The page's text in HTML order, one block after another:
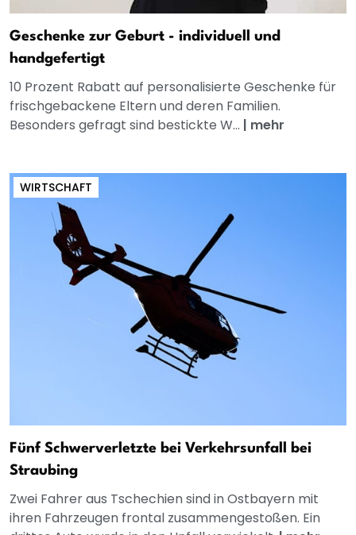
Geschenke zur Geburt - individuell und
handgefertigt
10 Prozent Rabatt auf personalisierte Geschenke für
frischgebackene Eltern und deren Familien.
Besonders gefragt sind bestickte W... | mehr
WIRTSCHAFT
Fünf Schwerverletzte bei Verkehrsunfall bei
Straubing
Zwei Fahrer aus Tschechien sind in Ostbayern mit
ihren Fahrzeugen frontal zusammengestoßen. Ein